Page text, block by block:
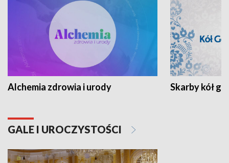
Alchemia zdrowia i urody Skarby kół
GALE I UROCZYSTOŚCI